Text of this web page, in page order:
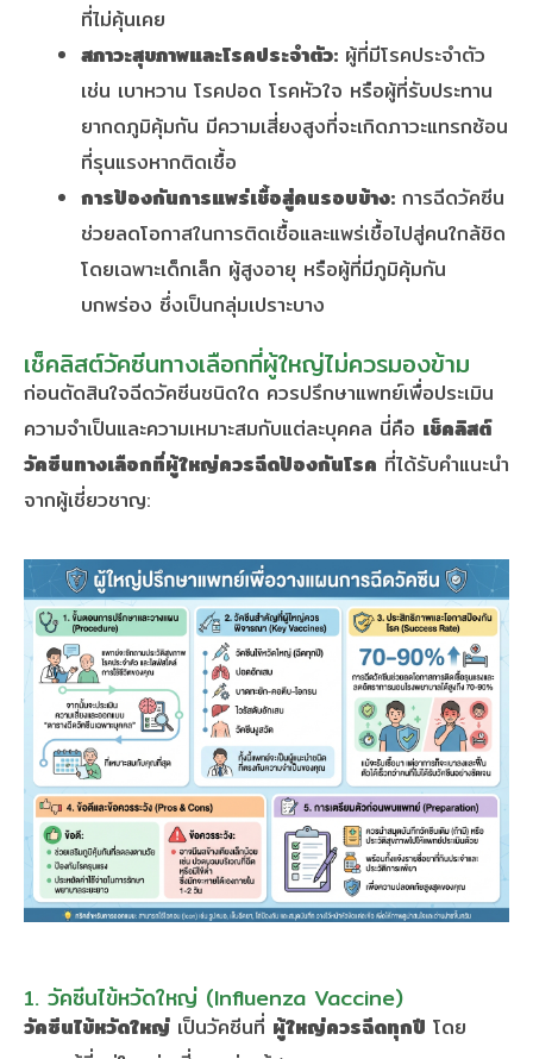
ที่ไม่คุ้นเคย
สภาวะสุขภาพและโรคประจำตัว: ผู้ที่มีโรคประจำตัว
เช่น เบาหวาน โรคปอด โรคหัวใจ หรือผู้ที่รับประทาน
ยากดภูมิคุ้มกัน มีความเสี่ยงสูงที่จะเกิดภาวะแทรกซ้อน
ที่รุนแรงหากติดเชื้อ
การป้องกันการแพร่เชื้อสู่คนรอบข้าง: การฉีดวัคซีน
ช่วยลดโอกาสในการติดเชื้อและแพร่เชื้อไปสู่คนใกล้ชิด
โดยเฉพาะเด็กเล็ก ผู้สูงอายุ หรือผู้ที่มีภูมิคุ้มกัน
บกพร่อง ซึ่งเป็นกลุ่มเปราะบาง
เช็คลิสต์วัคซีนทางเลือกที่ผู้ใหญ่ไม่ควรมองข้าม
ก่อนตัดสินใจฉีดวัคซีนชนิดใด ควรปรึกษาแพทย์เพื่อประเมิน
ความจำเป็นและความเหมาะสมกับแต่ละบุคคล นี่คือ เช็คลิสต์
วัคซีนทางเลือกที่ผู้ใหญ่ควรฉีดป้องกันโรค ที่ได้รับคำแนะนำ
จากผู้เชี่ยวชาญ:
1. วัคซีนไข้หวัดใหญ่ (Influenza Vaccine)
วัคซีนไข้หวัดใหญ่ เป็นวัคซีนที่ ผู้ใหญ่ควรฉีดทุกปี โดย